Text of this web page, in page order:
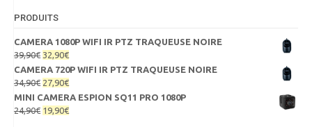
PRODUITS
CAMERA 1080P WIFI IR PTZ TRAQUEUSE NOIRE
39,90€ Le
prix
initial
était :
39,90€.
32,90€Le
prix
actuel
est :
32,90€.
CAMERA 720P WIFI IR PTZ TRAQUEUSE NOIRE
34,90€ Le
prix
initial
27,90€Le
prix
actuel
MINI CAMERA ESPION SQ11 PRO 1080P
24,90€ Le
19,90€Le